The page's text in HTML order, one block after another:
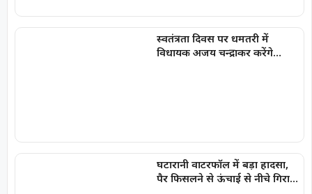
स्वतंत्रता दिवस पर धमतरी में
विधायक अजय चन्द्राकर करेंगे
घटारानी वाटरफॉल में बड़ा हादसा,
पैर फिसलने से ऊंचाई से नीचे गिरा